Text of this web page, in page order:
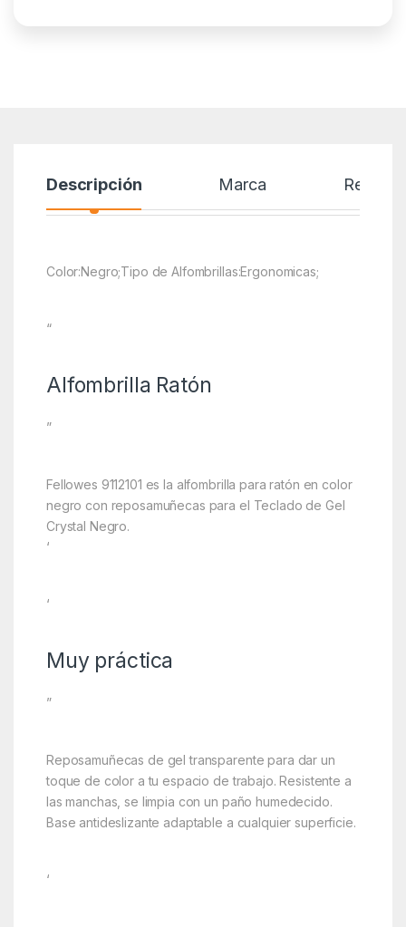
Descripción Marca Reseñas
Color:Negro;Tipo de Alfombrillas:Ergonomicas;
“
Alfombrilla Ratón
”
Fellowes 9112101 es la alfombrilla para ratón en color
negro con reposamuñecas para el Teclado de Gel
Crystal Negro.
‘
‘
Muy práctica
”
Reposamuñecas de gel transparente para dar un
toque de color a tu espacio de trabajo. Resistente a
las manchas, se limpia con un paño humedecido.
Base antideslizante adaptable a cualquier superficie.
‘